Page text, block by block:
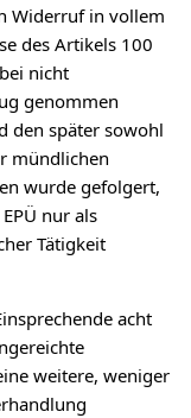
Widerruf in vollem
des Artikels 100
nicht
genommen
den später sowohl
mündlichen
wurde gefolgert,
nur als
Tätigkeit
acht
weitere, weniger